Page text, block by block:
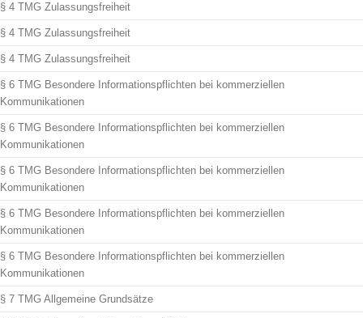
§ 4 TMG Zulassungsfreiheit
§ 4 TMG Zulassungsfreiheit
§ 4 TMG Zulassungsfreiheit
§ 6 TMG Besondere Informationspflichten bei kommerziellen
Kommunikationen
§ 6 TMG Besondere Informationspflichten bei kommerziellen
Kommunikationen
§ 6 TMG Besondere Informationspflichten bei kommerziellen
Kommunikationen
§ 6 TMG Besondere Informationspflichten bei kommerziellen
Kommunikationen
§ 6 TMG Besondere Informationspflichten bei kommerziellen
Kommunikationen
§ 7 TMG Allgemeine Grundsätze